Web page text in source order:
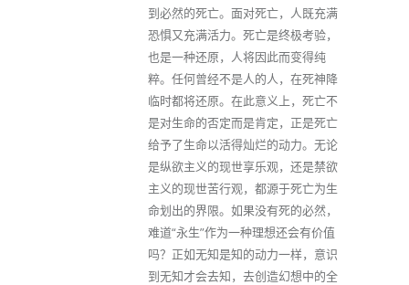
到必然的死亡。面对死亡，人既充满
恐惧又充满活力。死亡是终极考验，
也是一种还原，人将因此而变得纯
粹。任何曾经不是人的人，在死神降
临时都将还原。在此意义上，死亡不
是对生命的否定而是肯定，正是死亡
给予了生命以活得灿烂的动力。无论
是纵欲主义的现世享乐观，还是禁欲
主义的现世苦行观，都源于死亡为生
命划出的界限。如果没有死的必然，
难道“永生”作为一种理想还会有价值
吗？正如无知是知的动力一样，意识
到无知才会去知，去创造幻想中的全